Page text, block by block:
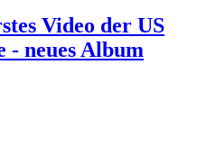
Video der US
- neues Album